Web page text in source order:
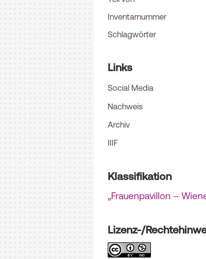
Inventarnummer
Schlagwörter
Links
Social Media
Nachweis
Archiv
IIIF
Klassifikation
„Frauenpavillon –
Lizenz-/